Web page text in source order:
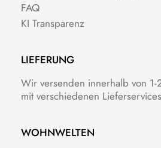
FAQ
KI Transparenz
LIEFERUNG
Wir versenden innerhalb von 1-
mit verschiedenen
WOHNWELTEN